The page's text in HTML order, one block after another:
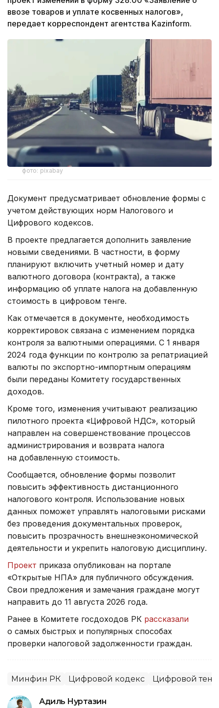
ввозе товаров и уплате косвенных налогов»,
передает корреспондент агентства Kazinform.
фото: pixabay
Документ предусматривает обновление формы с
учетом действующих норм Налогового и
Цифрового кодексов.
В проекте предлагается дополнить заявление
новыми сведениями. В частности, в форму
планируют включить учетный номер и дату
валютного договора (контракта), а также
информацию об уплате налога на добавленную
стоимость в цифровом тенге.
Как отмечается в документе, необходимость
корректировок связана с изменением порядка
контроля за валютными операциями. С 1 января
2024 года функции по контролю за репатриацией
валюты по экспортно-импортным операциям
были переданы Комитету государственных
доходов.
Кроме того, изменения учитывают реализацию
пилотного проекта «Цифровой НДС», который
направлен на совершенствование процессов
администрирования и возврата налога
на добавленную стоимость.
Сообщается, обновление формы позволит
повысить эффективность дистанционного
налогового контроля. Использование новых
данных поможет управлять налоговыми рисками
без проведения документальных проверок,
повысить прозрачность внешнеэкономической
деятельности и укрепить налоговую дисциплину.
Проект приказа опубликован на портале
«Открытые НПА» для публичного обсуждения.
Свои предложения и замечания граждане могут
направить до 11 августа 2026 года.
Ранее в Комитете госдоходов РК рассказали
о самых быстрых и популярных способах
проверки налоговой задолженности граждан.
Минфин РК Цифровой кодекс Цифровой
Адиль Нуртазин